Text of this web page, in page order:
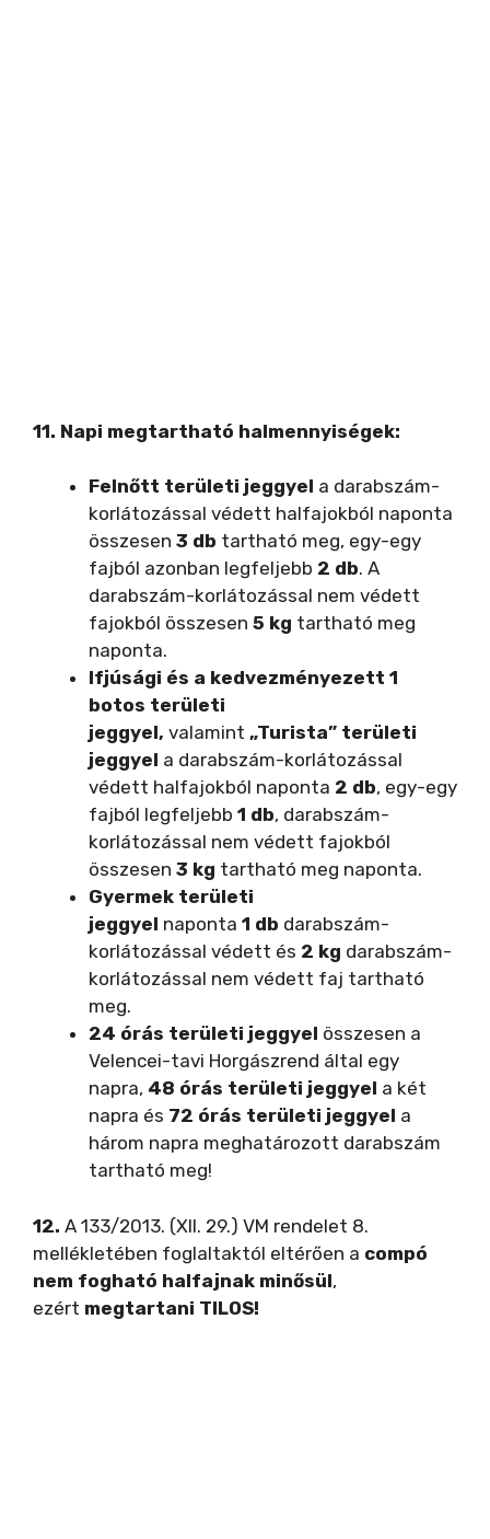
11. Napi megtartható halmennyiségek:
Felnőtt területi jeggyel a darabszám-
korlátozással védett halfajokból naponta
összesen 3 db tartható meg, egy-egy
fajból azonban legfeljebb 2 db. A
darabszám-korlátozással nem védett
fajokból összesen 5 kg tartható meg
naponta.
Ifjúsági és a kedvezményezett 1
botos területi
jeggyel, valamint „Turista” területi
jeggyel a darabszám-korlátozással
védett halfajokból naponta 2 db, egy-egy
fajból legfeljebb 1 db, darabszám-
korlátozással nem védett fajokból
összesen 3 kg tartható meg naponta.
Gyermek területi
jeggyel naponta 1 db darabszám-
korlátozással védett és 2 kg darabszám-
korlátozással nem védett faj tartható
meg.
24 órás területi jeggyel összesen a
Velencei-tavi Horgászrend által egy
napra, 48 órás területi jeggyel a két
napra és 72 órás területi jeggyel a
három napra meghatározott darabszám
tartható meg!
12. A 133/2013. (XII. 29.) VM rendelet 8.
mellékletében foglaltaktól eltérően a compó
nem fogható halfajnak minősül,
ezért megtartani TILOS!